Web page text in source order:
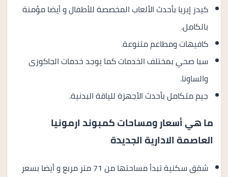
كيدز إيريا بأحدث الألعاب المخصصة للأطفال و أيضا مؤمنة
بالكامل.
كافيهات ومطاعم متنوعة.
سبا صحي بمختلف الخدمات كما يوجد خدمات الجاكوزى
والساونا.
جيم متكامل بأحدث الأجهزة للياقة البدنية.
ما هي أسعار ومساحات كمبوند ارمونيا
العاصمة الادارية الجديدة
شقق سكنية تبدأ مساحتها من 71 متر مربع و أيضا بسعر